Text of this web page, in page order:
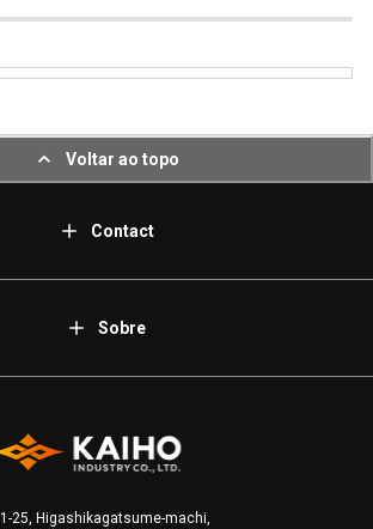
Voltar ao topo
Contact
Sobre
1-25, Higashikagatsume-machi,